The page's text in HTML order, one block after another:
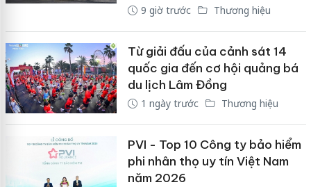
9 giờ trước Thương hiệu
Từ giải đấu của cảnh sát 14
quốc gia đến cơ hội quảng bá
du lịch Lâm Đồng
1 ngày trước Thương hiệu
PVI - Top 10 Công ty bảo hiểm
phi nhân thọ uy tín Việt Nam
năm 2026